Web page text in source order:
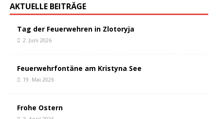
AKTUELLE BEITRÄGE
Tag der Feuerwehren in Zlotoryja
2. Juni 2026
Feuerwehrfontäne am Kristyna See
19. Mai 2026
Frohe Ostern